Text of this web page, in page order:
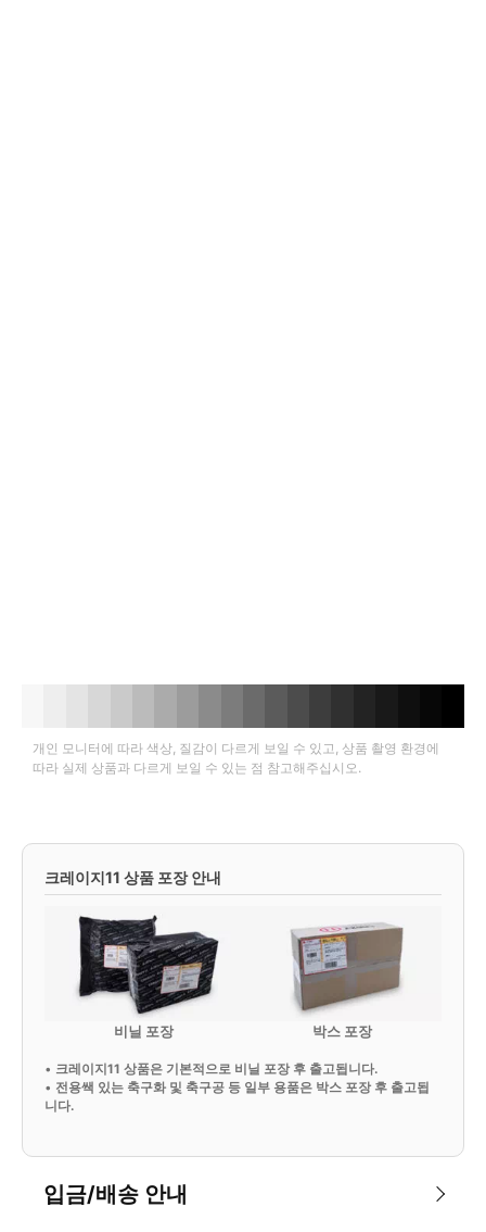
개인 모니터에 따라 색상, 질감이 다르게 보일 수 있고, 상품 촬영 환경에
따라 실제 상품과 다르게 보일 수 있는 점 참고해주십시오.
크레이지11 상품 포장 안내
비닐 포장 박스 포장
• 크레이지11 상품은 기본적으로 비닐 포장 후 출고됩니다.
• 전용쌕 있는 축구화 및 축구공 등 일부 용품은 박스 포장 후 출고됩
니다.
입금/배송 안내